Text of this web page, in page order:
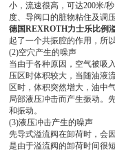
小，流速很高，可达200米/
度、导阀口的脏物粘住及调
德国REXROTH力士乐比例
起了一个共振腔的作用，所
(2)空穴产生的噪声
当由于各种原因，空气被吸
压区时体积较大，当随油液
区时，体积突然增大，油中
局部液压冲击而产生振动。
和振动。
(3)液压冲击产生的噪声
先导式溢流阀在卸荷时，会
是由于溢流阀的卸荷时间很